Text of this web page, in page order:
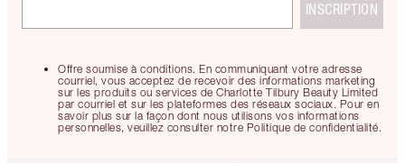
Offre soumise à conditions. En communiquant votre adresse
courriel, vous acceptez de recevoir des informations marketing
sur les produits ou services de Charlotte Tilbury Beauty Limited
par courriel et sur les plateformes des réseaux sociaux. Pour en
savoir plus sur la façon dont nous utilisons vos informations
personnelles, veuillez consulter notre Politique de confidentialité.
INSCRIPTION